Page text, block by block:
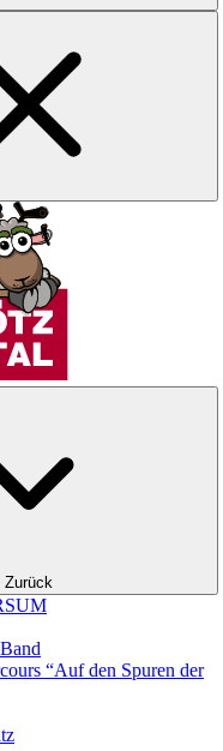
Zurück
“Auf den Spuren der